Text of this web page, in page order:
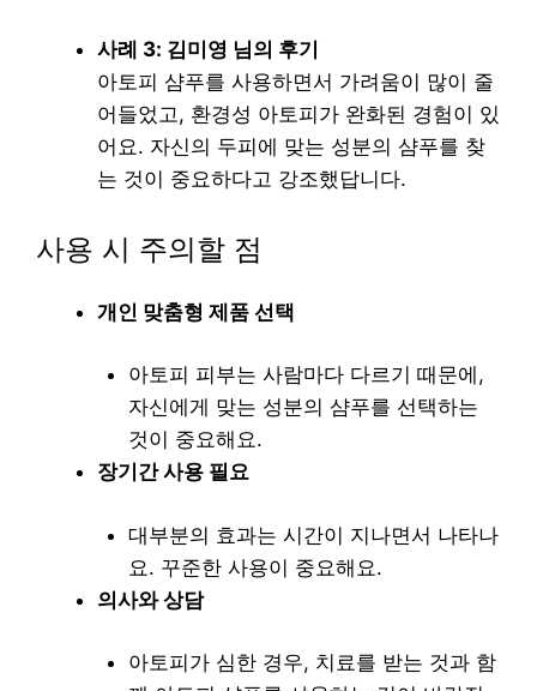
사례 3: 김미영 님의 후기
아토피 샴푸를 사용하면서 가려움이 많이 줄
어들었고, 환경성 아토피가 완화된 경험이 있
어요. 자신의 두피에 맞는 성분의 샴푸를 찾
는 것이 중요하다고 강조했답니다.
사용 시 주의할 점
개인 맞춤형 제품 선택
아토피 피부는 사람마다 다르기 때문에,
자신에게 맞는 성분의 샴푸를 선택하는
것이 중요해요.
장기간 사용 필요
대부분의 효과는 시간이 지나면서 나타나
요. 꾸준한 사용이 중요해요.
의사와 상담
아토피가 심한 경우, 치료를 받는 것과 함